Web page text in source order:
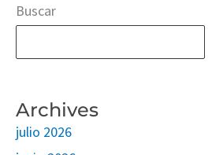
Buscar
Archives
julio 2026